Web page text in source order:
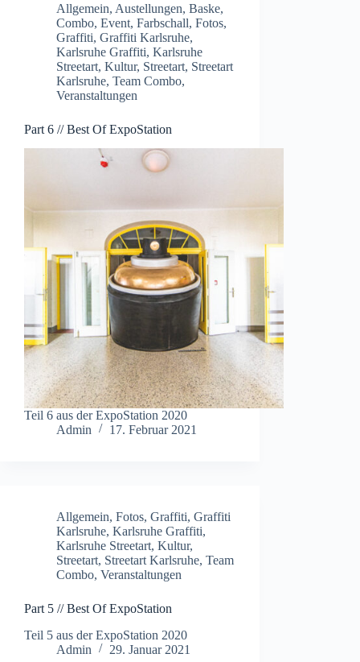
Allgemein, Austellungen, Baske,
Combo, Event, Farbschall, Fotos,
Graffiti, Graffiti Karlsruhe,
Karlsruhe Graffiti, Karlsruhe
Streetart, Kultur, Streetart, Streetart
Karlsruhe, Team Combo,
Veranstaltungen
Part 6 // Best Of ExpoStation
Teil 6 aus der ExpoStation 2020
Admin
17. Februar 2021
Allgemein, Fotos, Graffiti, Graffiti
Karlsruhe, Karlsruhe Graffiti,
Karlsruhe Streetart, Kultur,
Streetart, Streetart Karlsruhe, Team
Combo, Veranstaltungen
Part 5 // Best Of ExpoStation
Teil 5 aus der ExpoStation 2020
Admin
29. Januar 2021